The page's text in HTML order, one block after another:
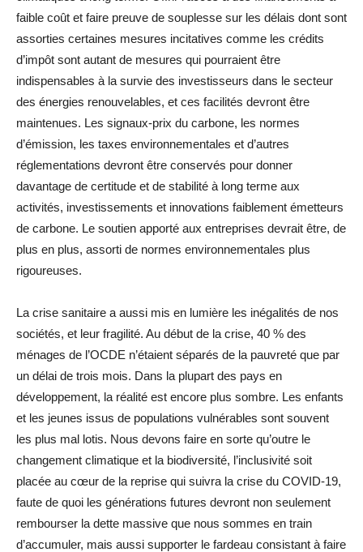
faible coût et faire preuve de souplesse sur les délais dont sont
assorties certaines mesures incitatives comme les crédits
d’impôt sont autant de mesures qui pourraient être
indispensables à la survie des investisseurs dans le secteur
des énergies renouvelables, et ces facilités devront être
maintenues. Les signaux-prix du carbone, les normes
d’émission, les taxes environnementales et d’autres
réglementations devront être conservés pour donner
davantage de certitude et de stabilité à long terme aux
activités, investissements et innovations faiblement émetteurs
de carbone. Le soutien apporté aux entreprises devrait être, de
plus en plus, assorti de normes environnementales plus
rigoureuses.
La crise sanitaire a aussi mis en lumière les inégalités de nos
sociétés, et leur fragilité. Au début de la crise, 40 % des
ménages de l’OCDE n’étaient séparés de la pauvreté que par
un délai de trois mois. Dans la plupart des pays en
développement, la réalité est encore plus sombre. Les enfants
et les jeunes issus de populations vulnérables sont souvent
les plus mal lotis. Nous devons faire en sorte qu’outre le
changement climatique et la biodiversité, l’inclusivité soit
placée au cœur de la reprise qui suivra la crise du COVID-19,
faute de quoi les générations futures devront non seulement
rembourser la dette massive que nous sommes en train
d’accumuler, mais aussi supporter le fardeau consistant à faire